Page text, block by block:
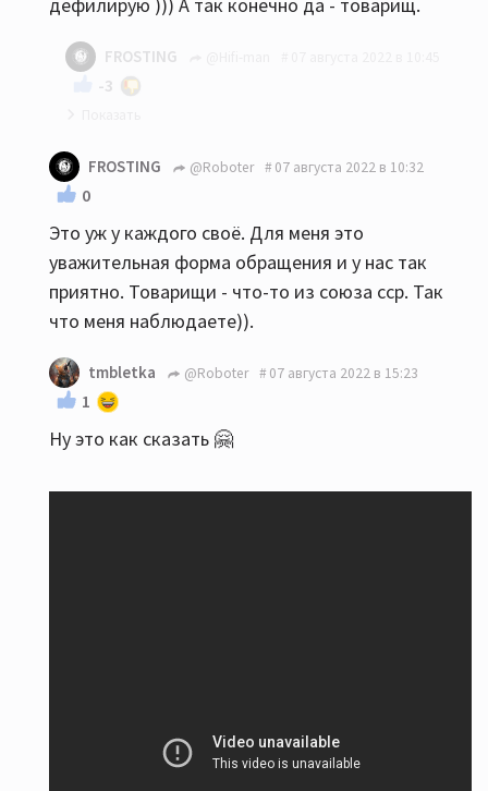
дефилирую ))) А так конечно да - товарищ.
FROSTING
-3
Да не хай буде товарищ
FROSTING @Roboter 07 августа 2022 в 10:32
0
Это уж у каждого своё. Для меня это
уважительная форма обращения и у нас так
приятно. Товарищи - что-то из союза сср. Так
что меня наблюдаете)).
tmbletka @Roboter 07 августа 2022 в 15:23
1
Ну это как сказать 🤗